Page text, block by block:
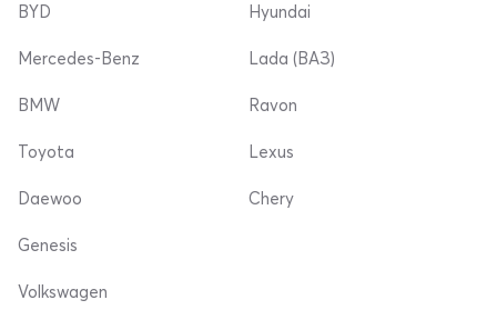
BYD
Mercedes-Benz
Hyundai
Lada (ВАЗ)
BMW
Toyota
Daewoo
Ravon
Lexus
Chery
Genesis
Volkswagen